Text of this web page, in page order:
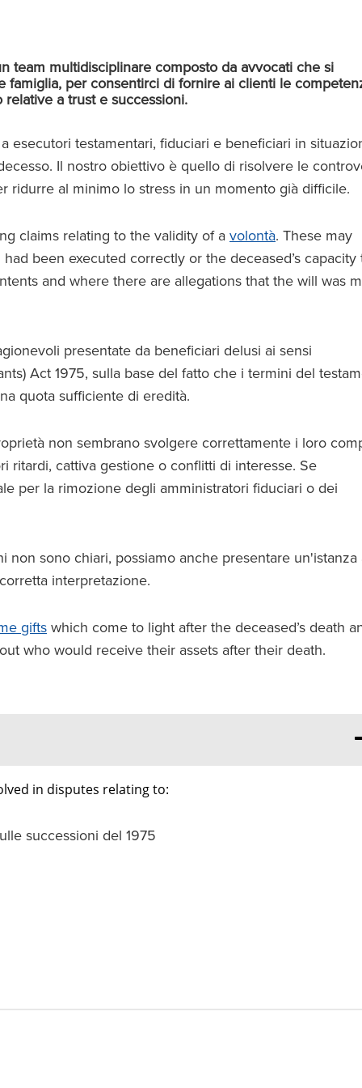
team multidisciplinare composto da avvocati che si
per consentirci di fornire ai clienti le
a trust e successioni.
esecutori testamentari, fiduciari e beneficiari in
Il nostro obiettivo è quello di risolvere le
ridurre al minimo lo stress in un momento già difficile.
claims relating to the validity of a volontà. These may
been executed correctly or the deceased’s capacity
and where there are allegations that the will was
presentate da beneficiari delusi ai sensi
Act 1975, sulla base del fatto che i termini del
quota sufficiente di eredità.
non sembrano svolgere correttamente i loro
ritardi, cattiva gestione o conflitti di interesse. Se
per la rimozione degli amministratori fiduciari o dei
sono chiari, possiamo anche presentare un'istanza
interpretazione.
giftswhich come to light after the deceased’s death
who would receive their assets after their death.
in disputes relating to:
successioni del 1975